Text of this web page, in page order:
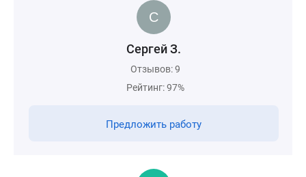
Сергей З.
Отзывов: 9
Рейтинг: 97%
Предложить работу